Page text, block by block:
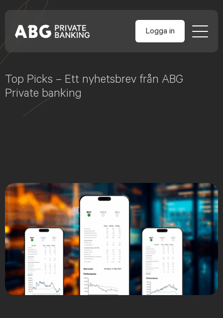
Skip
content
Logga in
Top Picks – Ett nyhetsbrev från ABG
Private banking